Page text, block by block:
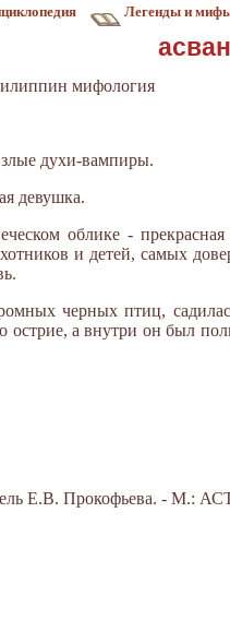
Легенды и
мифология
духи-вампиры.
де­вушка.
облике -
и детей, самых
черных птиц,
острие, а внутри он был
Е.В. Прокофьева. - М.: